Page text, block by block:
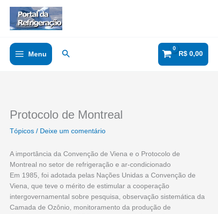
Menu Pesquisar R$0,00
Protocolo de Montreal
Tópicos / Deixe um comentário
A importância da Convenção de Viena e o Protocolo de
Montreal no setor de refrigeração e ar-condicionado
Em 1985, foi adotada pelas Nações Unidas a Convenção de
Viena, que teve o mérito de estimular a cooperação
intergovernamental sobre pesquisa, observação sistemática da
Camada de Ozônio, monitoramento da produção de